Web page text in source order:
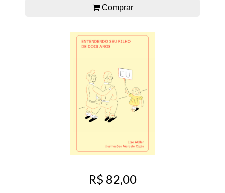
Comprar
R$ 82,00